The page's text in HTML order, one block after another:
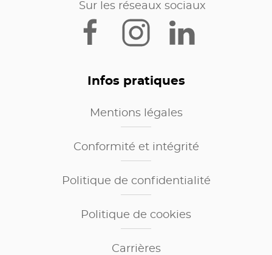
Sur les réseaux sociaux
Infos pratiques
Mentions légales
Conformité et intégrité
Politique de confidentialité
Politique de cookies
Carrières